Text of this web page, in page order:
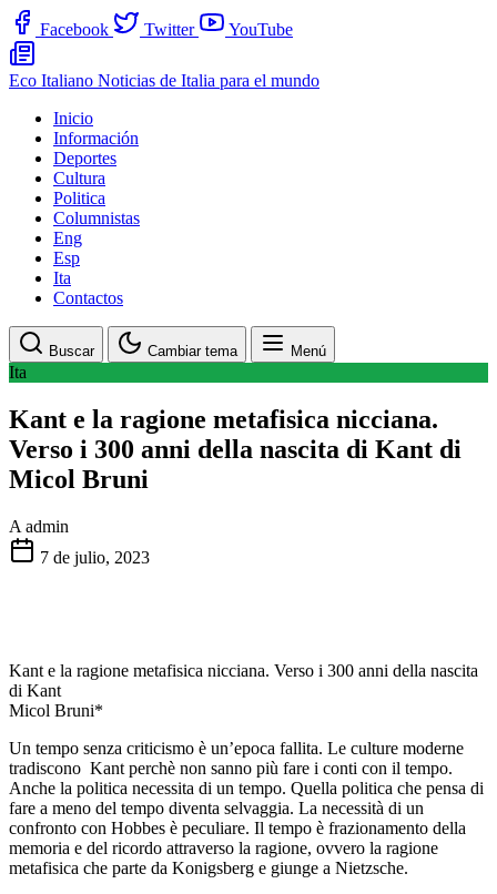
Facebook Twitter YouTube
Eco Italiano Noticias de Italia para el mundo
Inicio
Información
Deportes
Cultura
Politica
Columnistas
Eng
Esp
Ita
Contactos
Buscar Cambiar tema Menú
Ita
Kant e la ragione metafisica nicciana.
Verso i 300 anni della nascita di Kant di
Micol Bruni
A admin
7 de julio, 2023
Kant e la ragione metafisica nicciana. Verso i 300 anni della nascita
di Kant
Micol Bruni*
Un tempo senza criticismo è un’epoca fallita. Le culture moderne
tradiscono Kant perchè non sanno più fare i conti con il tempo.
Anche la politica necessita di un tempo. Quella politica che pensa di
fare a meno del tempo diventa selvaggia. La necessità di un
confronto con Hobbes è peculiare. Il tempo è frazionamento della
memoria e del ricordo attraverso la ragione, ovvero la ragione
metafisica che parte da Konigsberg e giunge a Nietzsche.